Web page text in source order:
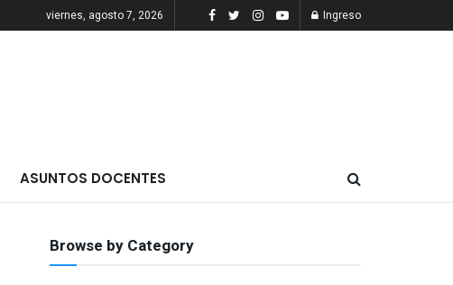
viernes, agosto 7, 2026 Ingreso
ASUNTOS DOCENTES
Browse by Category